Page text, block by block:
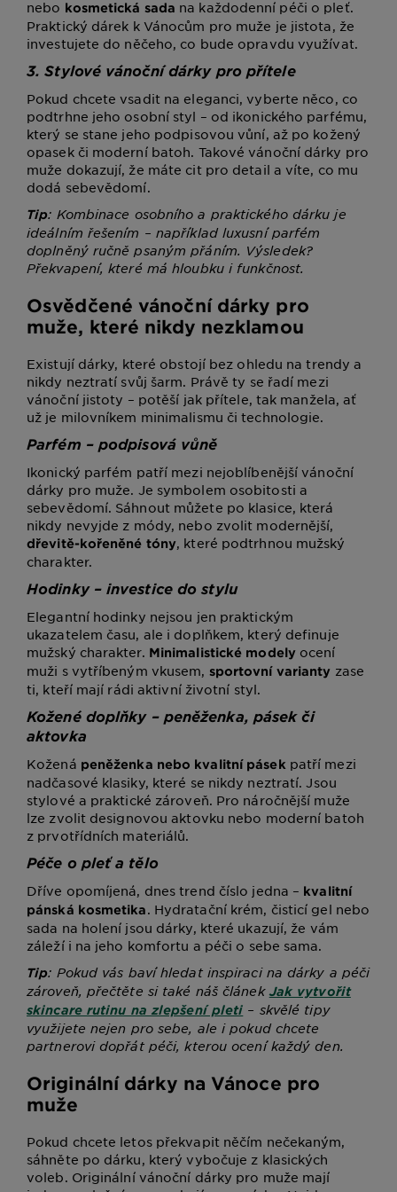
nebo kosmetická sada na každodenní péči o pleť.
Praktický dárek k Vánocům pro muže je jistota, že
investujete do něčeho, co bude opravdu využívat.
3. Stylové vánoční dárky pro přítele
Pokud chcete vsadit na eleganci, vyberte něco, co
podtrhne jeho osobní styl – od ikonického parfému,
který se stane jeho podpisovou vůní, až po kožený
opasek či moderní batoh. Takové vánoční dárky pro
muže dokazují, že máte cit pro detail a víte, co mu
dodá sebevědomí.
Tip: Kombinace osobního a praktického dárku je
ideálním řešením – například luxusní parfém
doplněný ručně psaným přáním. Výsledek?
Překvapení, které má hloubku i funkčnost.
Osvědčené vánoční dárky pro
muže, které nikdy nezklamou
Existují dárky, které obstojí bez ohledu na trendy a
nikdy neztratí svůj šarm. Právě ty se řadí mezi
vánoční jistoty – potěší jak přítele, tak manžela, ať
už je milovníkem minimalismu či technologie.
Parfém – podpisová vůně
Ikonický parfém patří mezi nejoblíbenější vánoční
dárky pro muže. Je symbolem osobitosti a
sebevědomí. Sáhnout můžete po klasice, která
nikdy nevyjde z módy, nebo zvolit modernější,
dřevitě-kořeněné tóny, které podtrhnou mužský
charakter.
Hodinky – investice do stylu
Elegantní hodinky nejsou jen praktickým
ukazatelem času, ale i doplňkem, který definuje
mužský charakter. Minimalistické modelyocení
muži s vytříbeným vkusem, sportovní varianty zase
ti, kteří mají rádi aktivní životní styl.
Kožené doplňky – peněženka, pásek či
aktovka
Kožená peněženka nebo kvalitní pásek patří mezi
nadčasové klasiky, které se nikdy neztratí. Jsou
stylové a praktické zároveň. Pro náročnější muže
lze zvolit designovou aktovku nebo moderní batoh
z prvotřídních materiálů.
Péče o pleť a tělo
Dříve opomíjená, dnes trend číslo jedna – kvalitní
pánská kosmetika. Hydratační krém, čisticí gel nebo
sada na holení jsou dárky, které ukazují, že vám
záleží i na jeho komfortu a péči o sebe sama.
Tip: Pokud vás baví hledat inspiraci na dárky a péči
zároveň, přečtěte si také náš článekJak vytvořit
skincare rutinu na zlepšení pleti – skvělé tipy
využijete nejen pro sebe, ale i pokud chcete
partnerovi dopřát péči, kterou ocení každý den.
Originální dárky na Vánoce pro
muže
Pokud chcete letos překvapit něčím nečekaným,
sáhněte po dárku, který vybočuje z klasických
voleb. Originální vánoční dárky pro muže mají